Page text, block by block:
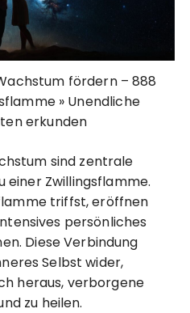
fördern – 888
» Unendliche
erkunden
sind zentrale
einer Zwillingsflamme.
triffst, eröffnen
persönliches
Diese Verbindung
Selbst wider,
heraus, verborgene
zu heilen.